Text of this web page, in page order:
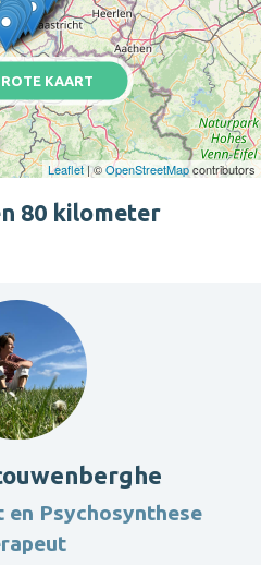
KAART
Leaflet| ©OpenStreetMapcontributors
80 kilometer
en Psychosynthese